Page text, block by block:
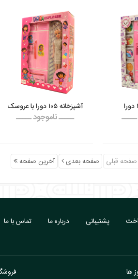
آشپزخانه ۱۰۵ دورا با عروسک
ـــــ ناموجود ـــــ
صفحه قبلی صفحه بعدی آخرین صفحه
پشتیبانی درباره ما تماس با ما
ها